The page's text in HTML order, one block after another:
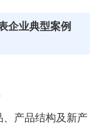
企业典型案例
产品结构及新产